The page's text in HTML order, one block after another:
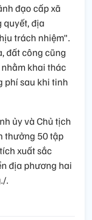
đạo cấp xã
địa
trách nhiệm".
đất công cũng
khai thác
phí sau khi tinh
ủy và Chủ tịch
thưởng 50 tập
xuất sắc
địa phương hai
.